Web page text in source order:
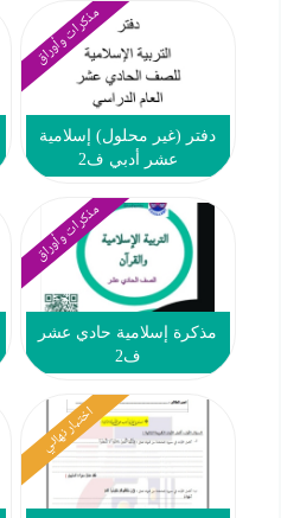
مذكرات وأوراق
دفتر (غير محلول) إسلامية
عشر أدبي ف2
مذكرات وأوراق
مذكرة إسلامية حادي عشر
ف2
اختبار نهائي